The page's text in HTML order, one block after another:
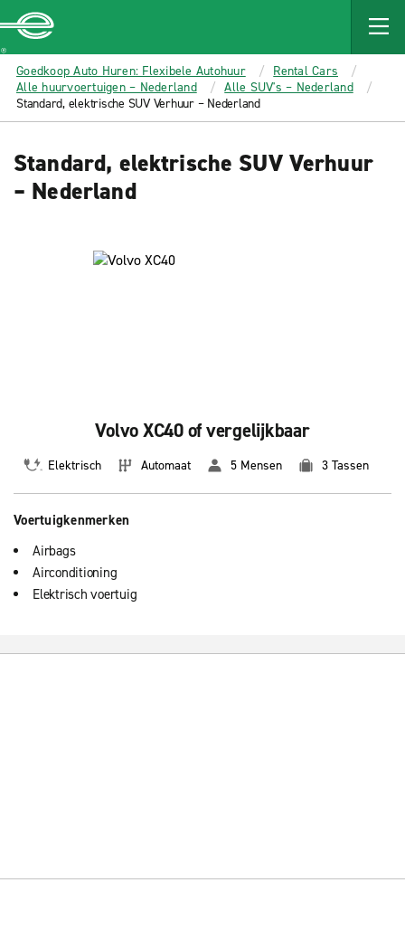
MAIN
CONTENT
Enterprise
Goedkoop Auto Huren: Flexibele Autohuur
Rental Cars
Alle huurvoertuigen – Nederland
Alle SUV's – Nederland
Standard, elektrische SUV Verhuur – Nederland
Standard, elektrische SUV Verhuur
– Nederland
Volvo XC40 of vergelijkbaar
Elektrisch Automaat 5 Mensen 3 Tassen
Voertuigkenmerken
Airbags
Airconditioning
Elektrisch voertuig